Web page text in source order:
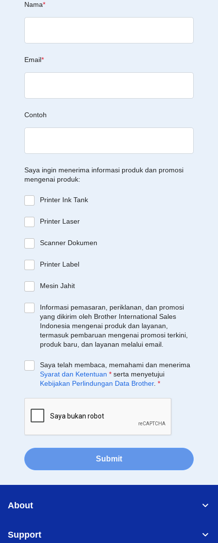
Nama*
Email*
Contoh
Saya ingin menerima informasi produk dan promosi
mengenai produk:
Printer Ink Tank
Printer Laser
Scanner Dokumen
Printer Label
Mesin Jahit
Informasi pemasaran, periklanan, dan promosi
yang dikirim oleh Brother International Sales
Indonesia mengenai produk dan layanan,
termasuk pembaruan mengenai promosi terkini,
produk baru, dan layanan melalui email.
Saya telah membaca, memahami dan menerima
Syarat dan Ketentuan * serta menyetujui
Kebijakan Perlindungan Data Brother. *
Submit
About
Support